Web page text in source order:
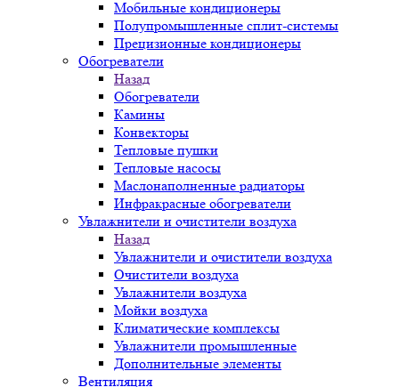
Мобильные кондиционеры
Полупромышленные сплит-системы
Прецизионные кондиционеры
Обогреватели
Назад
Обогреватели
Камины
Конвекторы
Тепловые пушки
Тепловые насосы
Маслонаполненные радиаторы
Инфракрасные обогреватели
Увлажнители и очистители воздуха
Назад
Увлажнители и очистители воздуха
Очистители воздуха
Увлажнители воздуха
Мойки воздуха
Климатические комплексы
Увлажнители промышленные
Дополнительные элементы
Вентиляция